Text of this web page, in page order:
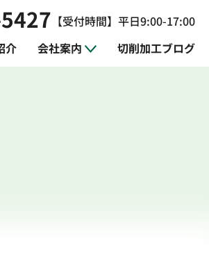
【受付時間】平日9:00-17:00
介 会社案内 切削加工ブログ